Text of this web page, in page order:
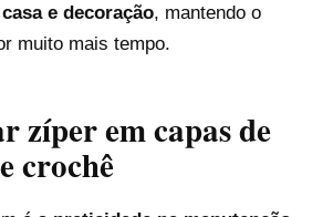
casa e decoração, mantendo o
muito mais tempo.
zíper em capas de
crochê